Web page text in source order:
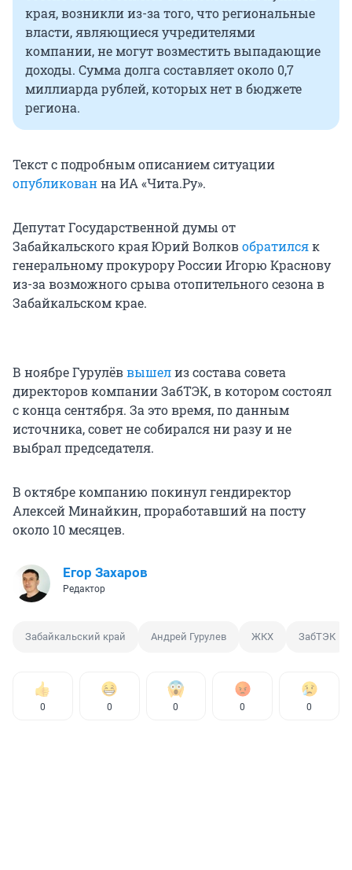
края, возникли из-за того, что региональные
власти, являющиеся учредителями
компании, не могут возместить выпадающие
доходы. Сумма долга составляет около 0,7
миллиарда рублей, которых нет в бюджете
региона.
Текст с подробным описанием ситуации
опубликованна ИА «Чита.Ру».
Депутат Государственной думы от
Забайкальского края Юрий Волковобратилсяк
генеральному прокурору России Игорю Краснову
из-за возможного срыва отопительного сезона в
Забайкальском крае.
В ноябре Гурулёввышелиз состава совета
директоров компании ЗабТЭК, в котором состоял
с конца сентября. За это время, по данным
источника, совет не собирался ни разу и не
выбрал председателя.
В октябре компанию покинул гендиректор
Алексей Минайкин, проработавший на посту
около 10 месяцев.
Егор Захаров
Редактор
Забайкальский край Андрей Гурулев ЖКХ ЗабТЭК
0 0 0 0 0